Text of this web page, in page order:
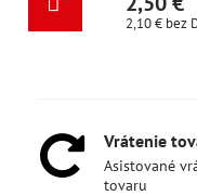
Vrátenie
Asistované
tovaru